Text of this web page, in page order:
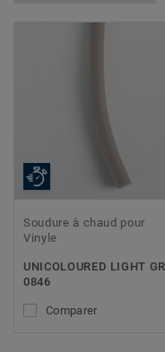
Soudure à chaud pour
Vinyle
UNICOLOURED LIGHT
0846
Comparer